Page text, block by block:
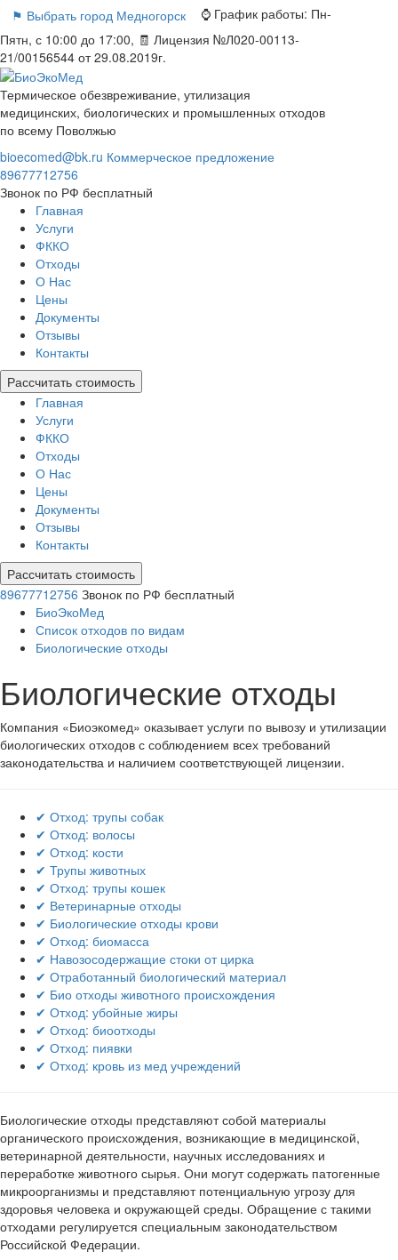
⚑ Выбрать город Медногорск ⌚ График работы: Пн-
Пятн, с 10:00 до 17:00, 🧾 Лицензия №Л020-00113-
21/00156544 от 29.08.2019г.
Термическое обезвреживание, утилизация
медицинских, биологических и промышленных отходов
по всему Поволжью
bioecomed@bk.ru Коммерческое предложение
89677712756
Звонок по РФ бесплатный
Главная
Услуги
ФККО
Отходы
О Нас
Цены
Документы
Отзывы
Контакты
Рассчитать стоимость
Главная
Услуги
ФККО
Отходы
О Нас
Цены
Документы
Отзывы
Контакты
Рассчитать стоимость
89677712756 Звонок по РФ бесплатный
БиоЭкоМед
Список отходов по видам
Биологические отходы
Биологические отходы
Компания «Биоэкомед» оказывает услуги по вывозу и утилизации
биологических отходов с соблюдением всех требований
законодательства и наличием соответствующей лицензии.
✔ Отход: трупы собак
✔ Отход: волосы
✔ Отход: кости
✔ Трупы животных
✔ Отход: трупы кошек
✔ Ветеринарные отходы
✔ Биологические отходы крови
✔ Отход: биомасса
✔ Навозосодержащие стоки от цирка
✔ Отработанный биологический материал
✔ Био отходы животного происхождения
✔ Отход: убойные жиры
✔ Отход: биоотходы
✔ Отход: пиявки
✔ Отход: кровь из мед учреждений
Биологические отходы представляют собой материалы
органического происхождения, возникающие в медицинской,
ветеринарной деятельности, научных исследованиях и
переработке животного сырья. Они могут содержать патогенные
микроорганизмы и представляют потенциальную угрозу для
здоровья человека и окружающей среды. Обращение с такими
отходами регулируется специальным законодательством
Российской Федерации.